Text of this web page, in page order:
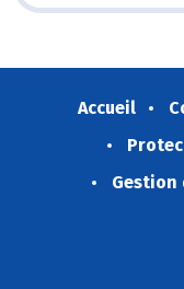
Accueil
Gestion